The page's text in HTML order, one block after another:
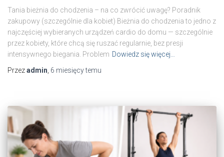
Tania bieżnia do chodzenia – na co zwrócić uwagę? Poradnik
zakupowy (szczególnie dla kobiet) Bieżnia do chodzenia to jedno z
najczęściej wybieranych urządzeń cardio do domu — szczególnie
przez kobiety, które chcą się ruszać regularnie, bez presji
intensywnego biegania. Problem Dowiedz się więcej…
Przezadmin, 6 miesięcytemu